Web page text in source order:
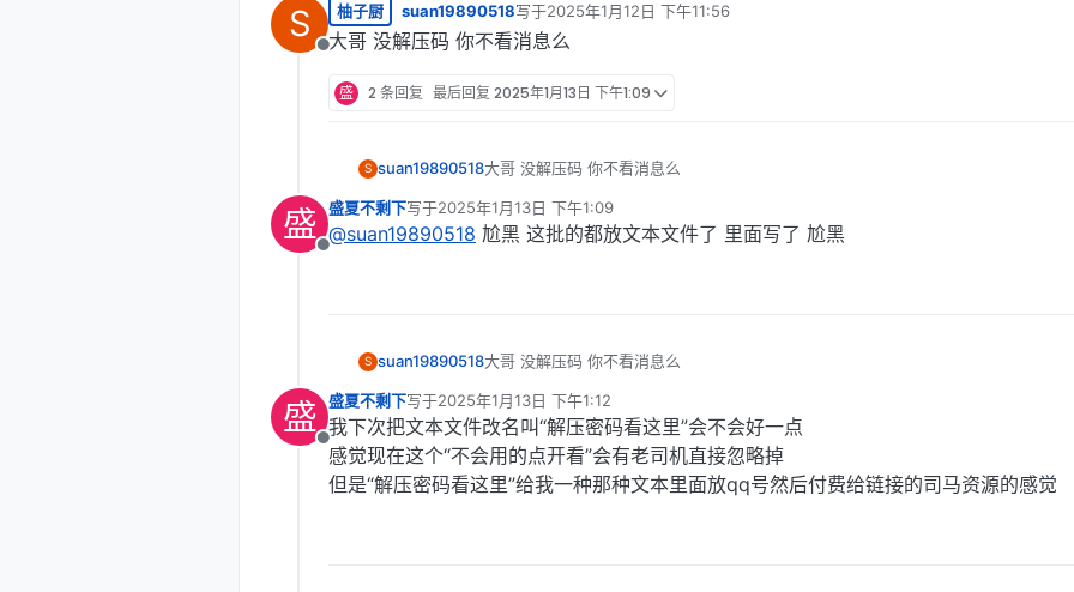
S
离线
柚子厨 suan19890518写于2025年1月12日 下午11:56
最后由 编辑
大哥 没解压码 你不看消息么
盛 2 条回复 最后回复 2025年1月13日 下午1:09
S suan19890518大哥 没解压码 你不看消息么
盛
离线
盛夏不剩下写于2025年1月13日 下午1:09
最后由 编辑
@suan19890518 尬黑 这批的都放文本文件了 里面写了 尬黑
S suan19890518大哥 没解压码 你不看消息么
盛
离线
盛夏不剩下写于2025年1月13日 下午1:12
最后由 编辑
我下次把文本文件改名叫“解压密码看这里”会不会好一点
感觉现在这个“不会用的点开看”会有老司机直接忽略掉
但是“解压密码看这里”给我一种那种文本里面放qq号然后付费给链接的司马资源的感觉